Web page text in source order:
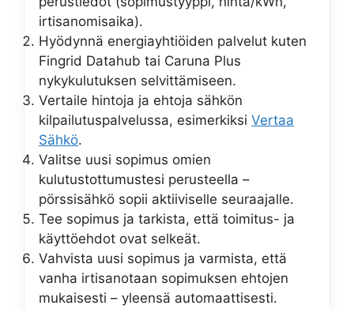
irtisanomisaika).
Hyödynnä energiayhtiöiden palvelut kuten
Fingrid Datahub tai Caruna Plus
nykykulutuksen selvittämiseen.
Vertaile hintoja ja ehtoja sähkön
kilpailutuspalvelussa, esimerkiksi Vertaa
Sähkö.
Valitse uusi sopimus omien
kulutustottumustesi perusteella –
pörssisähkö sopii aktiiviselle seuraajalle.
Tee sopimus ja tarkista, että toimitus- ja
käyttöehdot ovat selkeät.
Vahvista uusi sopimus ja varmista, että
vanha irtisanotaan sopimuksen ehtojen
mukaisesti – yleensä automaattisesti.